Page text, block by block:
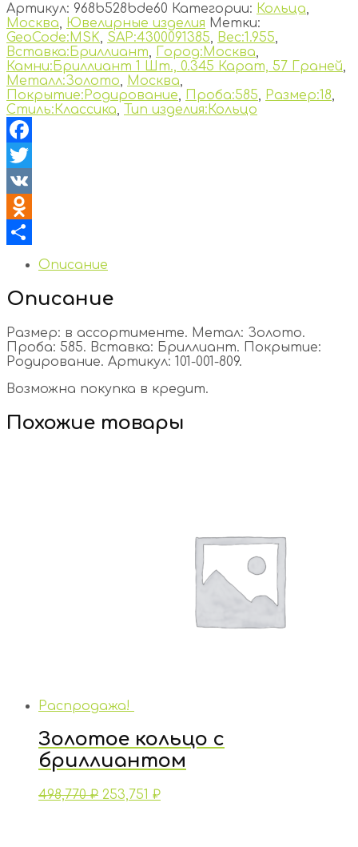
Артикул: 968b528bde60 Категории: Кольца,
Москва, Ювелирные изделия Метки:
GeoCode:MSK, SAP:4300091385, Вес:1.955,
Вставка:Бриллиант, Город:Москва,
Камни:Бриллиант 1 Шт., 0.345 Карат, 57 Граней,
Металл:Золото, Москва,
Покрытие:Родирование, Проба:585, Размер:18,
Стиль:Классика, Тип изделия:Кольцо
Facebook
Twitter
VK
Odnoklassniki
Отправить
Описание
Описание
Размер: в ассортименте. Метал: Золото.
Проба: 585. Вставка: Бриллиант. Покрытие:
Родирование. Артикул: 101-001-809.
Возможна покупка в кредит.
Похожие товары
Распродажа!
Золотое кольцо с
бриллиантом
498,770₽ 253,751 ₽